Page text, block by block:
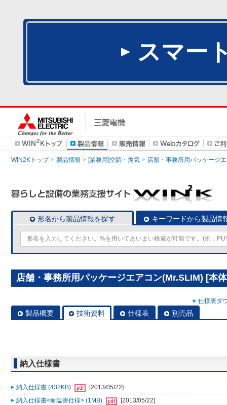
スマー
WIN2Kトップ 製品情報 [業務用]空調・換気 店舗・事務所用パッケージ
形名から製品情報を探す キーワードから製品情
店舗・事務所用パッケージエアコン(Mr.SLIM) [本
仕様表ダ
製品概要 技術資料 仕様表 別売品
納入仕様書
納入仕様書 (432KB)
[2013/05/22]
納入仕様書<耐塩害仕様> (1MB)
[2013/05/22]